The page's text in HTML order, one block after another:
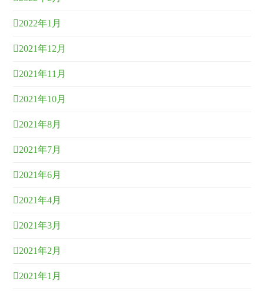
2022年1月
2021年12月
2021年11月
2021年10月
2021年8月
2021年7月
2021年6月
2021年4月
2021年3月
2021年2月
2021年1月